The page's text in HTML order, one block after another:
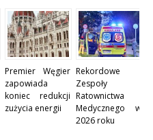
Premier Węgier
zapowiada
koniec redukcji
zużycia energii
Rekordowe
Zespoły
Ratownictwa
Medycznego w
2026 roku